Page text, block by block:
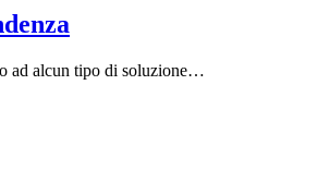
ad alcun tipo di soluzione…